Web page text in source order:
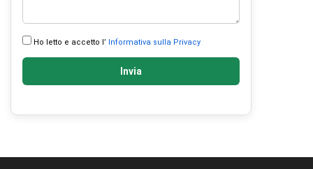
Ho letto e accetto l’ Informativa sulla Privacy
Invia